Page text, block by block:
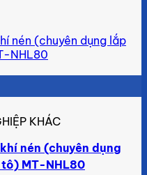
Add to wishlist
KHÁC
nén (chuyên dụng
tô) MT-NHL80